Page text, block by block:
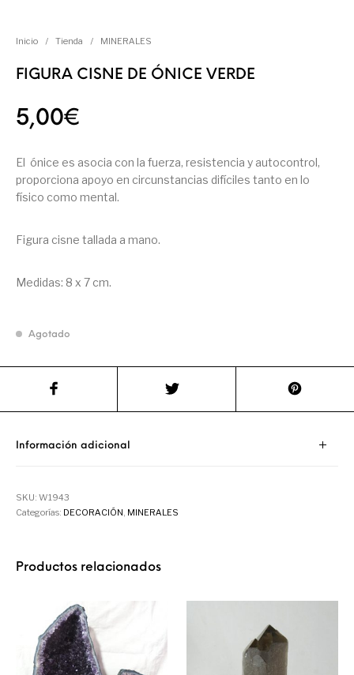
Inicio / Tienda / MINERALES
FIGURA CISNE DE ÓNICE VERDE
5,00€
El ónice es asocia con la fuerza, resistencia y autocontrol,
proporciona apoyo en circunstancias difíciles tanto en lo
físico como mental.
Figura cisne tallada a mano.
Medidas: 8 x 7 cm.
Agotado
Información adicional
SKU:W1943
Categorías: DECORACIÓN, MINERALES
Productos relacionados